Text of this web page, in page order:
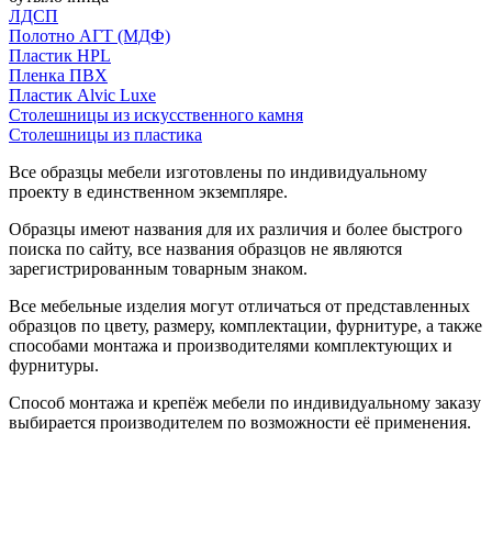
ЛДСП
Полотно АГТ (МДФ)
Пластик HPL
Пленка ПВХ
Пластик Alvic Luxe
Столешницы из искусственного камня
Столешницы из пластика
Все образцы мебели изготовлены по индивидуальному
проекту в единственном экземпляре.
Образцы имеют названия для их различия и более быстрого
поиска по сайту, все названия образцов не являются
зарегистрированным товарным знаком.
Все мебельные изделия могут отличаться от представленных
образцов по цвету, размеру, комплектации, фурнитуре, а также
способами монтажа и производителями комплектующих и
фурнитуры.
Способ монтажа и крепёж мебели по индивидуальному заказу
выбирается производителем по возможности её применения.